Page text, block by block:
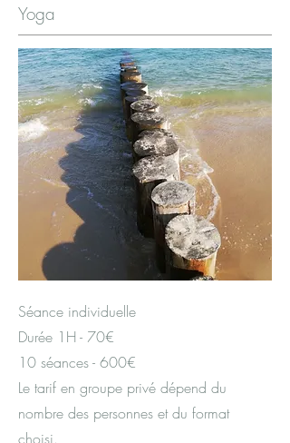
Yoga
Séance individuelle
Durée 1H - 70€
10 séances - 600€
Le tarif en groupe privé dépend du
nombre des personnes et du format
choisi.